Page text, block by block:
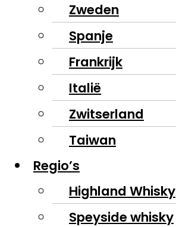
Zweden
Spanje
Frankrijk
Italië
Zwitserland
Taiwan
Regio’s
Highland Whisky
Speyside whisky